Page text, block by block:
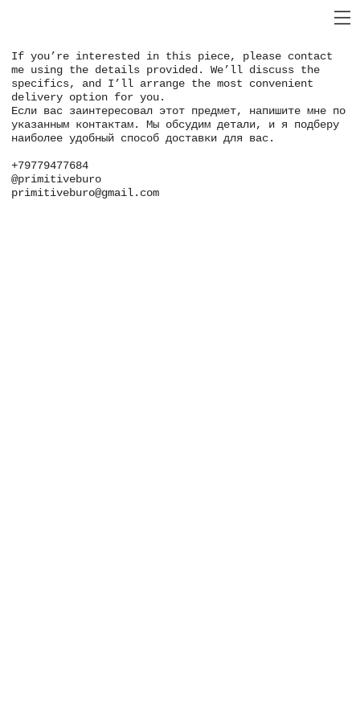
If you’re interested in this piece, please contact
me using the details provided. We’ll discuss the
specifics, and I’ll arrange the most convenient
delivery option for you.
Если вас заинтересовал этот предмет, напишите мне по
указанным контактам. Мы обсудим детали, и я подберу
наиболее удобный способ доставки для вас.
+79779477684
@primitiveburo
primitiveburo@gmail.com